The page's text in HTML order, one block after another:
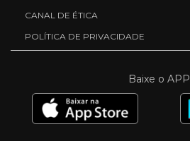
CANAL DE ÉTICA
POLÍTICA DE PRIVACIDADE
Baixe o APP